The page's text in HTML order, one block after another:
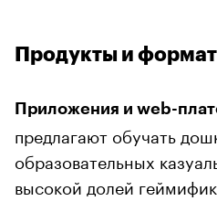
Продукты и
Приложения и web-
предлагают обучать
образовательных
высокой долей